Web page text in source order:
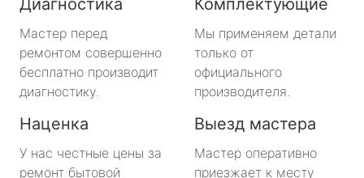
Мастер перед
ремонтом совершенно
бесплатно производит
диагностику.
Мы применяем детали
только от
официального
производителя.
Наценка
У нас честные цены за
ремонт бытовой
Выезд мастера
Мастер оперативно
приезжает к месту